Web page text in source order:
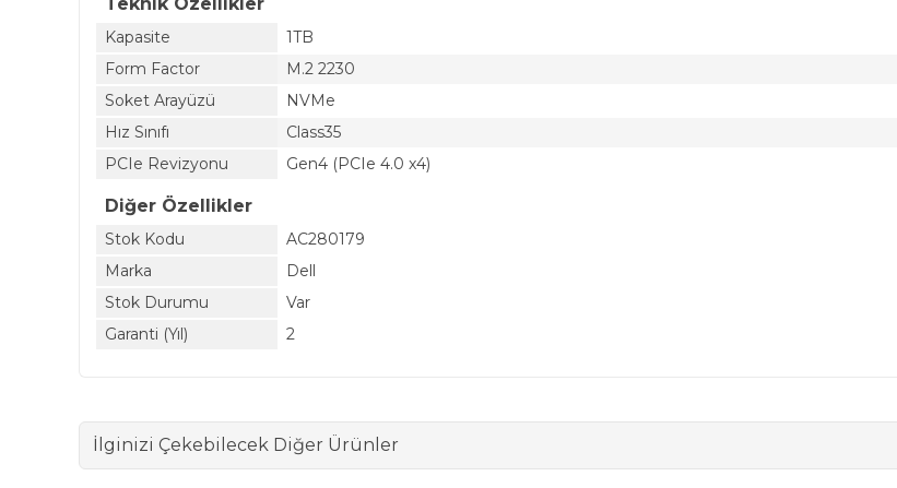
Kapasite
1TB
Form Factor
M.2 2230
Soket Arayüzü
NVMe
Hız Sınıfı
Class35
PCIe Revizyonu
Gen4 (PCIe 4.0 x4)
Diğer Özellikler
Stok Kodu
AC280179
Marka
Dell
Stok Durumu
Var
Garanti (Yıl)
2
İlginizi Çekebilecek Diğer Ürünler